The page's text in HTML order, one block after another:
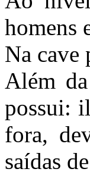
homens
Na cave
Além
possui:
fora,
saídas